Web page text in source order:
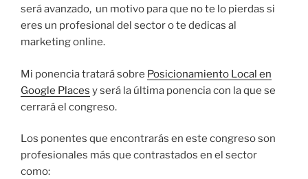
será avanzado, un motivo para que no te lo pierdas si
eres un profesional del sector o te dedicas al
marketing online.
Mi ponencia tratará sobre Posicionamiento Local en
Google Places y será la última ponencia con la que se
cerrará el congreso.
Los ponentes que encontrarás en este congreso son
profesionales más que contrastados en el sector
como: